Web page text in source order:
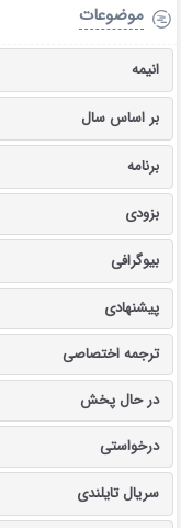
موضوعات
انیمه
بر اساس سال
برنامه
بزودی
بیوگرافی
پیشنهادی
ترجمه اختصاصی
در حال پخش
درخواستی
سریال تایلندی